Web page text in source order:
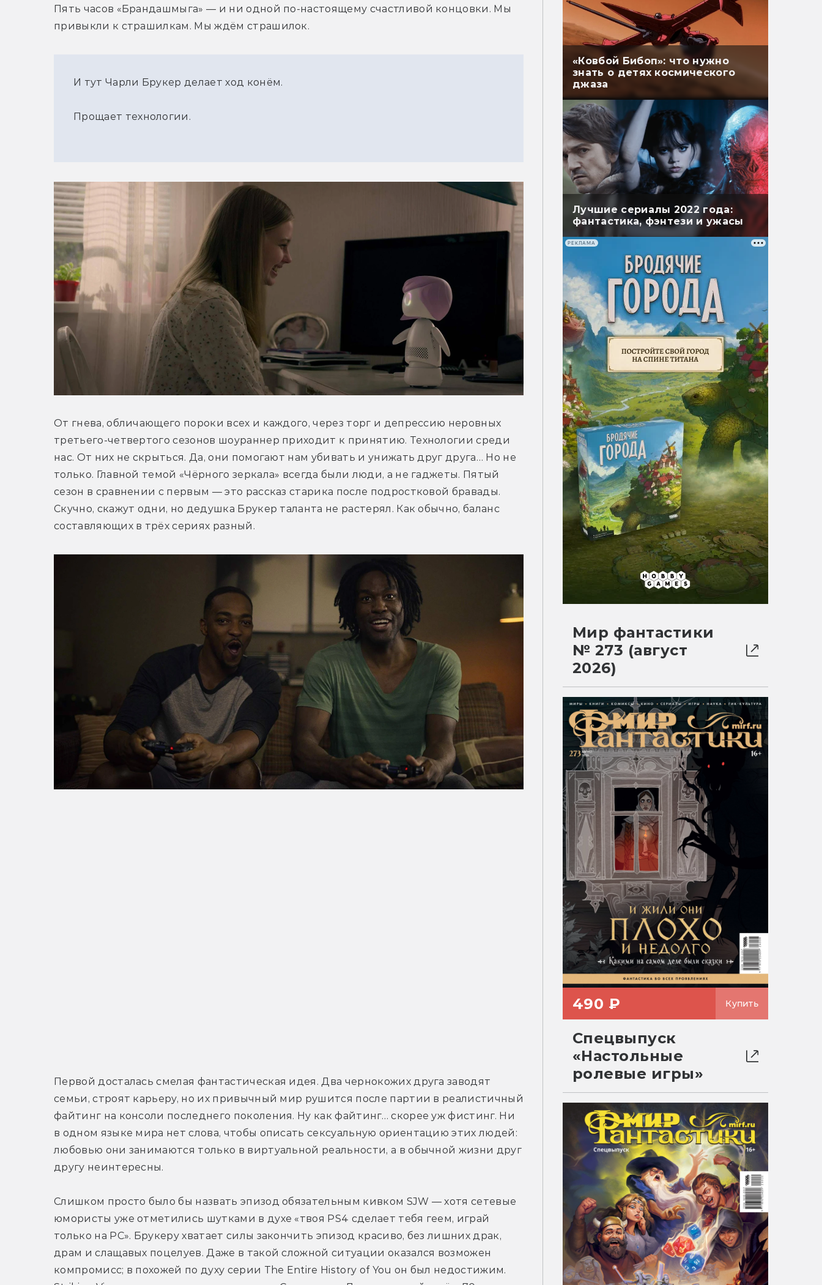
Пять часов «Брандашмыга» — и ни одной по-настоящему счастливой концовки. Мы
привыкли к страшилкам. Мы ждём страшилок.
И тут Чарли Брукер делает ход конём.
Прощает технологии.
От гнева, обличающего пороки всех и каждого, через торг и депрессию неровных
третьего-четвертого сезонов шоураннер приходит к принятию. Технологии среди
нас. От них не скрыться. Да, они помогают нам убивать и унижать друг друга… Но не
только. Главной темой «Чёрного зеркала» всегда были люди, а не гаджеты. Пятый
сезон в сравнении с первым — это рассказ старика после подростковой бравады.
Скучно, скажут одни, но дедушка Брукер таланта не растерял. Как обычно, баланс
составляющих в трёх сериях разный.
Первой досталась смелая фантастическая идея. Два чернокожих друга заводят
семьи, строят карьеру, но их привычный мир рушится после партии в реалистичный
файтинг на консоли последнего поколения. Ну как файтинг… скорее уж фистинг. Ни
в одном языке мира нет слова, чтобы описать сексуальную ориентацию этих людей:
любовью они занимаются только в виртуальной реальности, а в обычной жизни друг
другу неинтересны.
Слишком просто было бы назвать эпизод обязательным кивком SJW — хотя сетевые
юмористы уже отметились шутками в духе «твоя PS4 сделает тебя геем, играй
только на PC». Брукеру хватает силы закончить эпизод красиво, без лишних драк,
драм и слащавых поцелуев. Даже в такой сложной ситуации оказался возможен
компромисс; в похожей по духу серии The Entire History of You он был недостижим.
«Ковбой Бибоп»: что нужно
знать о детях космического
джаза
Лучшие сериалы 2022 года:
фантастика, фэнтези и ужасы
РЕКЛАМА
Мир фантастики
№ 273 (август
2026)
490 ₽ Купить
Спецвыпуск
«Настольные
ролевые игры»